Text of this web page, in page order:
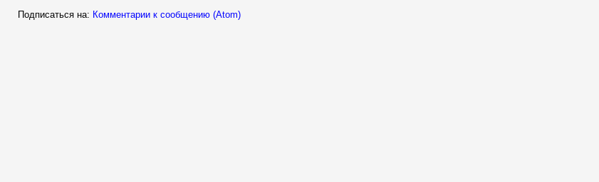
Подписаться на: Комментарии к сообщению (Atom)